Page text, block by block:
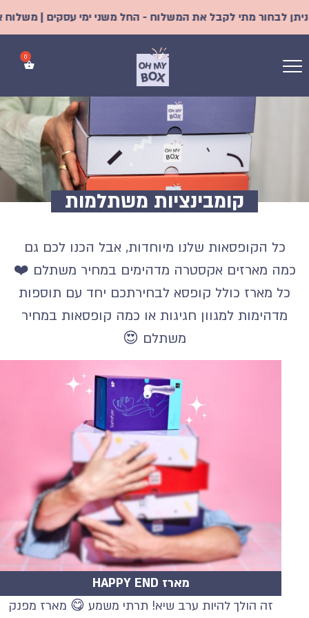
לקבל את המשלוח - החל משני ימי עסקים | משלוח אקספרס
קומבינציות משתלמות
כל הקופסאות שלנו מיוחדות, אבל הכנו לכם גם
כמה מארזים אקסטרה מדהימים במחיר משתלם ❤️
כל מארז כולל קופסא לבחירתכם יחד עם תוספות
מדהימות למגוון חגיגות או כמה קופסאות במחיר
משתלם 😍
מארז HAPPY END
זה הולך להיות ערב שיא! תרתי משמע 😋 מארז מפנק